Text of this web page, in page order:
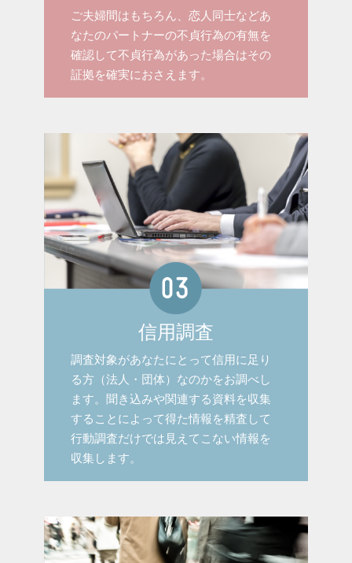
ご夫婦間はもちろん、恋人同士などあ
なたのパートナーの不貞行為の有無を
確認して不貞行為があった場合はその
証拠を確実におさえます。
信用調査
調査対象があなたにとって信用に足り
る方（法人・団体）なのかをお調べし
ます。聞き込みや関連する資料を収集
することによって得た情報を精査して
行動調査だけでは見えてこない情報を
収集します。